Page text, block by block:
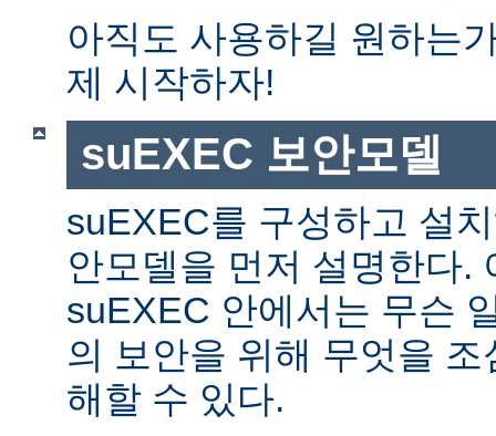
아직도 사용하길 원하는
제 시작하자!
suEXEC 보안모델
suEXEC를 구성하고 설
안모델을 먼저 설명한다.
suEXEC 안에서는 무슨
의 보안을 위해 무엇을
해할 수 있다.